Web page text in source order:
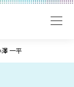
澤 一平